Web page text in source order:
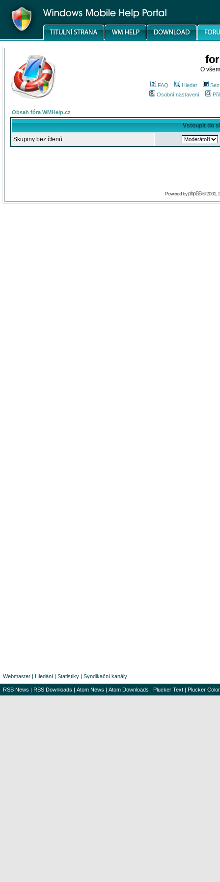
O
FAQ Hledat
Osobní nastavení
Obsah fóra WMHelp.cz
Vstoupit do
Skupiny bez členů
Powered byphpBB© 2001,
Webmaster | Hledání | Statistiky | Syndikační kanály
RSS News | RSS Downloads | Atom News | Atom Downloads | Plucker Text | Plucker Color